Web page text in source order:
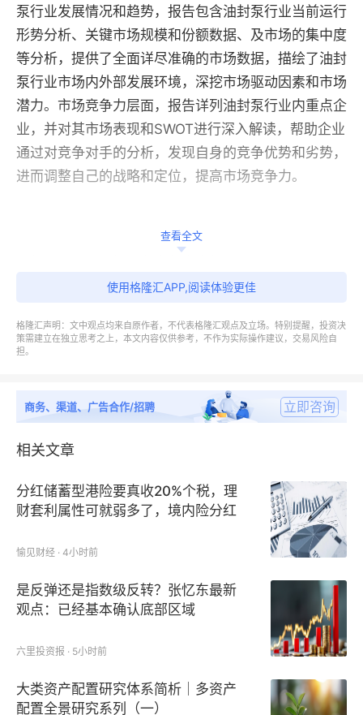
泵行业发展情况和趋势，报告包含油封泵行业当前运行
形势分析、关键市场规模和份额数据、及市场的集中度
等分析，提供了全面详尽准确的市场数据，描绘了油封
泵行业市场内外部发展环境，深挖市场驱动因素和市场
潜力。市场竞争力层面，报告详列油封泵行业内重点企
业，并对其市场表现和SWOT进行深入解读，帮助企业
通过对竞争对手的分析，发现自身的竞争优势和劣势，
进而调整自己的战略和定位，提高市场竞争力。
第二章：油封泵行业供应链分析（上游原材料及下游客
第三章：全球与中国油封泵行业总体发展状况及影响市
场规模的因素分析；
第四章：国内外油封泵行业发展环境分析（经济、政
策、技术等背景影响分析）；
第五章：油封泵行业SWOT分析（优势、劣势、机遇、
第六章：全球油封泵行业细分类型发展及产品价格走势
第七章：中国油封泵行业细分类型发展及产品价格走势
分析；
查看全文
使用格隆汇APP,阅读体验更佳
格隆汇声明：文中观点均来自原作者，不代表格隆汇观点及立场。特别提醒，投资决
策需建立在独立思考之上，本文内容仅供参考，不作为实际操作建议，交易风险自
担。
商务、渠道、广告合作/招聘 立即咨询
相关文章
分红储蓄型港险要真收20%个税，理
财套利属性可就弱多了，境内险分红
愉见财经 · 4小时前
是反弹还是指数级反转？张忆东最新
观点：已经基本确认底部区域
六里投资报 · 5小时前
大类资产配置研究体系简析｜多资产
配置全景研究系列（一）